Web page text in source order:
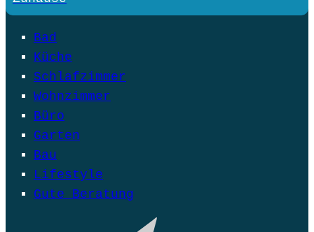
Bad
Küche
Schlafzimmer
Wohnzimmer
Büro
Garten
Bau
Lifestyle
Gute Beratung